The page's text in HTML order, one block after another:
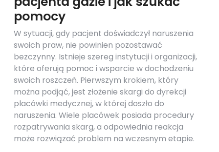
pomocy
W sytuacji, gdy pacjent doświadczył naruszenia
swoich praw, nie powinien pozostawać
bezczynny. Istnieje szereg instytucji i organizacji,
które oferują pomoc i wsparcie w dochodzeniu
swoich roszczeń. Pierwszym krokiem, który
można podjąć, jest złożenie skargi do dyrekcji
placówki medycznej, w której doszło do
naruszenia. Wiele placówek posiada procedury
rozpatrywania skarg, a odpowiednia reakcja
może rozwiązać problem na wczesnym etapie.